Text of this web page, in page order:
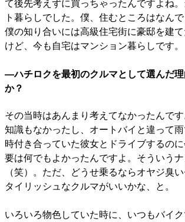
て後先考えずに買っちゃったんですよね
ト暮らしでした。僕、住むところはなんで
僕の知り合いには高級住宅街に豪邸を建
けど、今も自宅はマンション暮らしです。
―ハチロクを最初のクルマとして選んだ
か？
その当時はあんまり考えてなかったんで
知識もなかったし、オートバイと違って
時付き合っていた彼女とドライブするのに
要は何でもよかったんですよ。そういう
（笑）。ただ、どうせ乗るならオヤジ臭
タイリッシュなクルマがいいかな、と。
いろいろ物色していた時に、いつもバイ